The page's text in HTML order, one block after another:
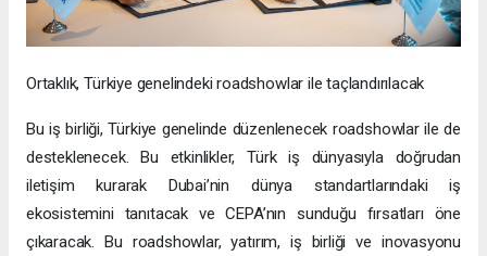
Ortaklık, Türkiye genelindeki roadshowlar ile taçlandırılacak
Bu iş birliği, Türkiye genelinde düzenlenecek roadshowlar ile de
desteklenecek. Bu etkinlikler, Türk iş dünyasıyla doğrudan
iletişim kurarak Dubai’nin dünya standartlarındaki iş
ekosistemini tanıtacak ve CEPA’nın sunduğu fırsatları öne
çıkaracak. Bu roadshowlar, yatırım, iş birliği ve inovasyonu